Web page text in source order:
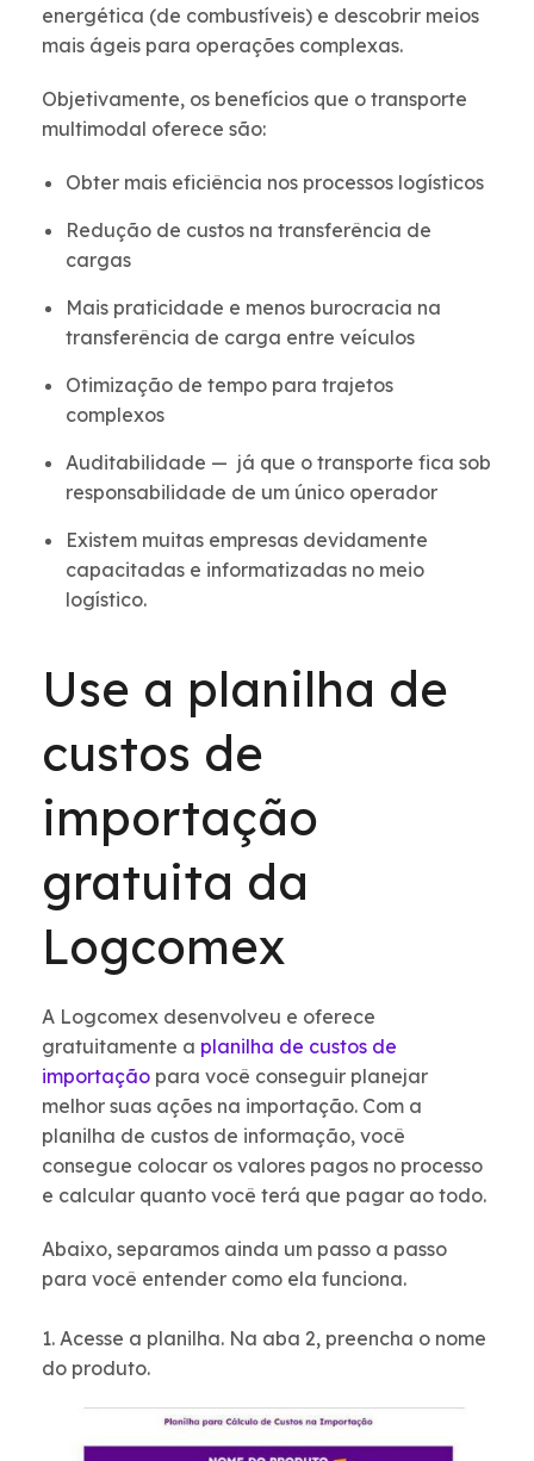
energética (de combustíveis) e descobrir meios
mais ágeis para operações complexas.
Objetivamente, os benefícios que o transporte
multimodal oferece são:
Obter mais eficiência nos processos logísticos
Redução de custos na transferência de
cargas
Mais praticidade e menos burocracia na
transferência de carga entre veículos
Otimização de tempo para trajetos
complexos
Auditabilidade — já que o transporte fica sob
responsabilidade de um único operador
Existem muitas empresas devidamente
capacitadas e informatizadas no meio
logístico.
Use a planilha de
custos de
importação
gratuita da
Logcomex
A Logcomex desenvolveu e oferece
gratuitamente a planilha de custos de
importação para você conseguir planejar
melhor suas ações na importação. Com a
planilha de custos de informação, você
consegue colocar os valores pagos no processo
e calcular quanto você terá que pagar ao todo.
Abaixo, separamos ainda um passo a passo
para você entender como ela funciona.
1. Acesse a planilha. Na aba 2, preencha o nome
do produto.